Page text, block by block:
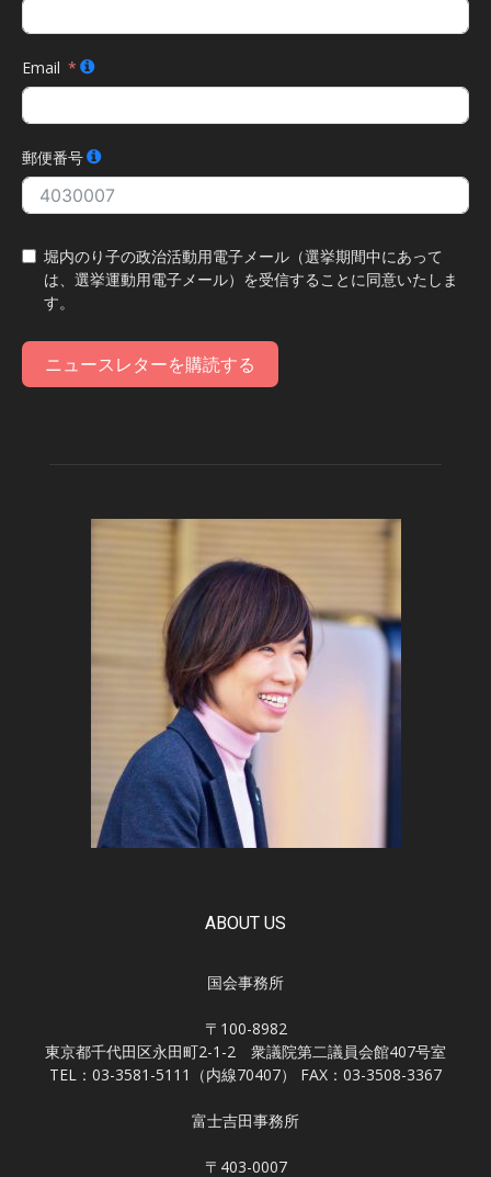
Email
郵便番号
堀内のり子の政治活動用電子メール（選挙期間中にあって
は、選挙運動用電子メール）を受信することに同意いたしま
す。
ニュースレターを購読する
ABOUT US
国会事務所
〒100-8982
東京都千代田区永田町2-1-2 衆議院第二議員会館407号室
TEL：03-3581-5111（内線70407） FAX：03-3508-3367
富士吉田事務所
〒403-0007